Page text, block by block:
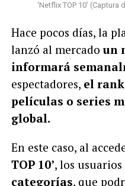
‘Netflix TOP 10’
Hace pocos días, la
lanzó al mercado un
informará
espectadores, el
películas o series
global.
En este caso, al
TOP 10’, los
categorías, que